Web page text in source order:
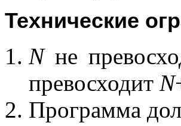
Технические
Nне
превосходит N
Программа